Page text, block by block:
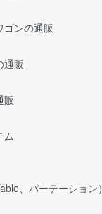
ゴンの通販
通販
販
ム
、パーテーション）